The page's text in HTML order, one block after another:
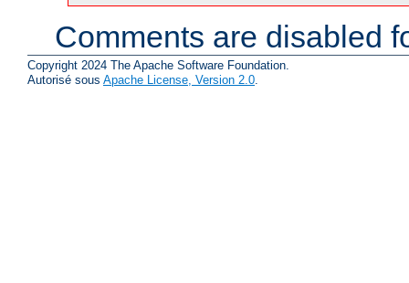
Comments are disabled
Copyright 2024 The Apache Software Foundation.
Autorisé sous Apache License, Version 2.0